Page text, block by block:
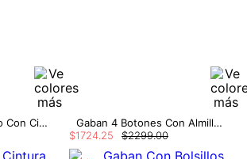
Trench Largo Clasico Con Cinturon
Gaban 4 Botones Con Almilla Sobrepuesta
$2299.00
$1724.25